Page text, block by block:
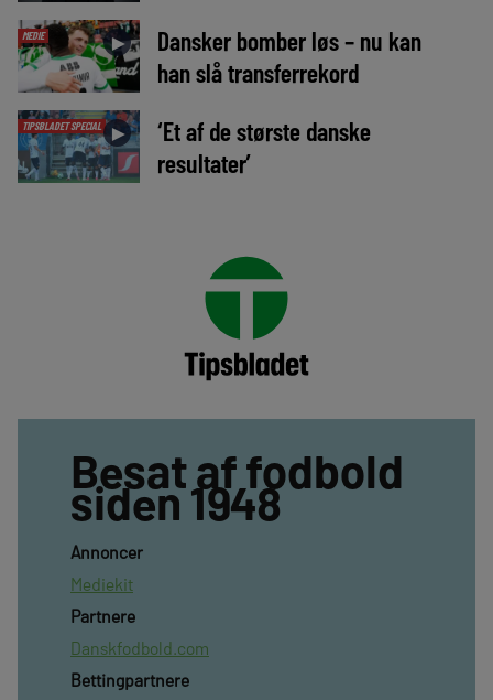
MEDIE ►
Dansker bomber løs – nu kan
han slå transferrekord
TIPSBLADET SPECIAL ►
‘Et af de største danske
resultater’
Besat af fodbold
siden 1948
Annoncer
Mediekit
Partnere
Danskfodbold.com
Bettingpartnere